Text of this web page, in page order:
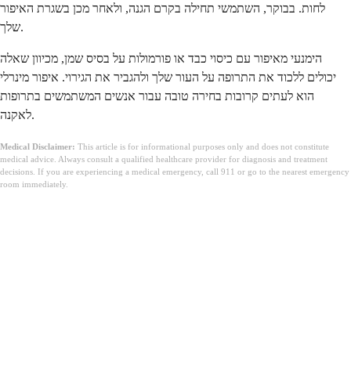
לחות. בבוקר, השתמשי תחילה בקרם הגנה, ולאחר מכן בשגרת האיפור
שלך.
הימנעי מאיפור עם כיסוי כבד או פורמולות על בסיס שמן, מכיוון שאלה
יכולים ללכוד את התרופה על העור שלך ולהגביר את הגירוי. איפור מינרלי
הוא לעתים קרובות בחירה טובה עבור אנשים המשתמשים בתרופות
לאקנה.
Medical Disclaimer: This article is for informational purposes only and does not constitute
medical advice. Always consult a qualified healthcare provider for diagnosis and treatment
decisions. If you are experiencing a medical emergency, call 911 or go to the nearest emergency
room immediately.